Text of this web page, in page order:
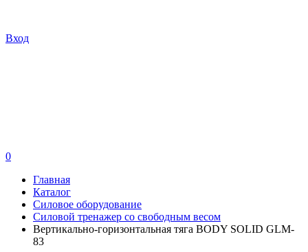
Вход
0
Главная
Каталог
Силовое оборудование
Силовой тренажер со свободным весом
Вертикально-горизонтальная тяга BODY SOLID GLM-
83